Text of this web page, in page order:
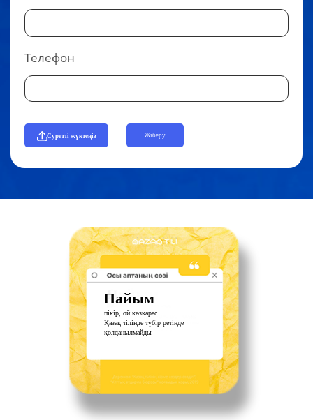
Телефон
Cуретті жүктеңіз Жіберу
Пайым
пікір, ой көзқарас.
Қазақ тілінде түбір ретінде
қолданылмайды